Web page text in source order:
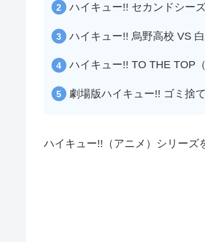
ハイキュー!! セカンドシー
ハイキュー!! 烏野高校 VS
ハイキュー!! TO THE TOP（
劇場版ハイキュー!! ゴミ捨
ハイキュー!!（アニメ）シリーズ